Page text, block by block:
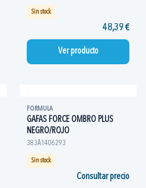
Sin stock
48,39 €
Ver producto
FORMULA
GAFAS FORCE OMBRO PLUS
NEGRO/ROJO
383A1406293
Sin stock
Consultar precio